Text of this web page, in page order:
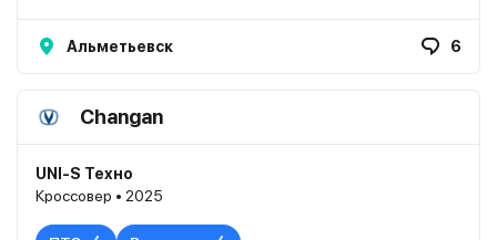
Альметьевск 6
Changan
UNI-S Техно
Кроссовер • 2025